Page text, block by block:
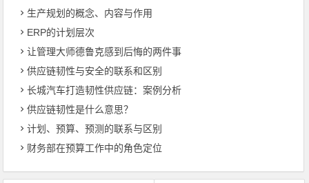
生产规划的概念、内容与作用
ERP的计划层次
让管理大师德鲁克感到后悔的两件事
供应链韧性与安全的联系和区别
长城汽车打造韧性供应链：案例分析
供应链韧性是什么意思？
计划、预算、预测的联系与区别
财务部在预算工作中的角色定位